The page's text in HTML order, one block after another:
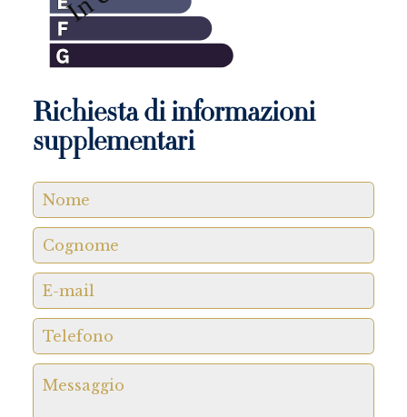
Richiesta di informazioni
supplementari